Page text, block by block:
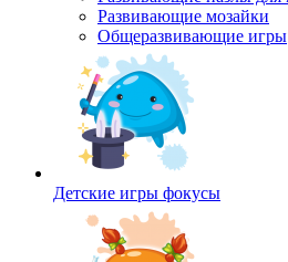
Развивающие мозайки
Общеразвивающие игры
Детские игры фокусы